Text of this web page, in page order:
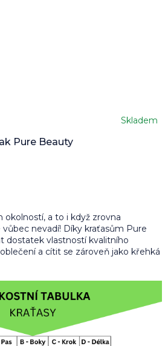
Pure Beauty
Skladem
okolností, a to i když zrovna
nevadí! Díky kraťasům Pure
dostatek vlastností kvalitního
a cítit se zároveň jako křehká